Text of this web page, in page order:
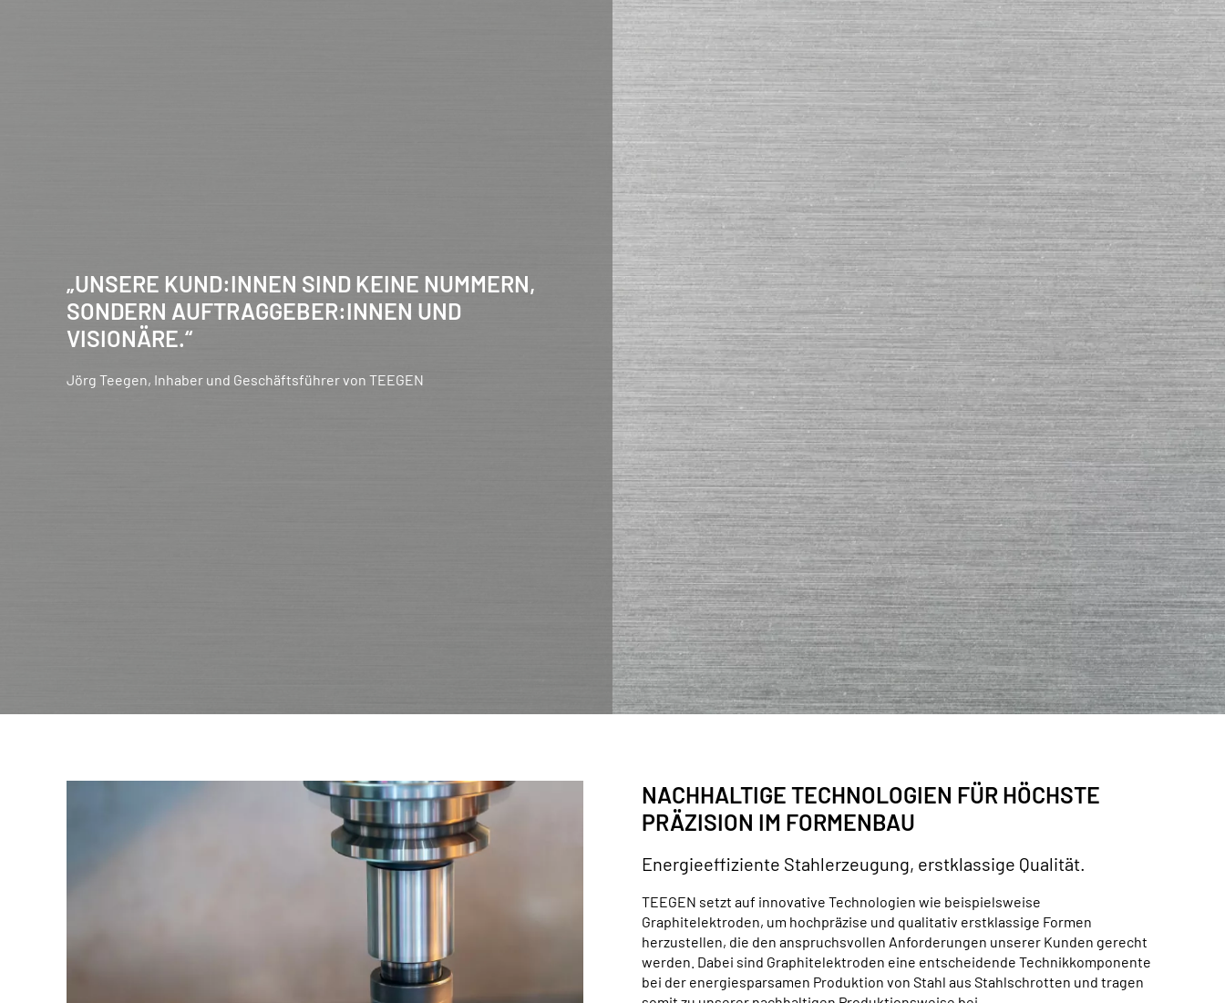
„UNSERE KUND:INNEN SIND KEINE NUMMERN,
SONDERN AUFTRAGGEBER:INNEN UND
VISIONÄRE.“
Jörg Teegen, Inhaber und Geschäftsführer von TEEGEN
NACHHALTIGE TECHNOLOGIEN FÜR HÖCHSTE
PRÄZISION IM FORMENBAU
Energieeffiziente Stahlerzeugung, erstklassige Qualität.
TEEGEN setzt auf innovative Technologien wie beispielsweise
Graphitelektroden, um hochpräzise und qualitativ erstklassige Formen
herzustellen, die den anspruchsvollen Anforderungen unserer Kunden gerecht
werden. Dabei sind Graphitelektroden eine entscheidende Technikkomponente
bei der energiesparsamen Produktion von Stahl aus Stahlschrotten und tragen